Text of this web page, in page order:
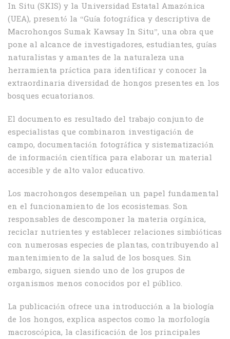
In Situ (SKIS) y la Universidad Estatal Amazónica
(UEA), presentó la “Guía fotográfica y descriptiva de
Macrohongos Sumak Kawsay In Situ”, una obra que
pone al alcance de investigadores, estudiantes, guías
naturalistas y amantes de la naturaleza una
herramienta práctica para identificar y conocer la
extraordinaria diversidad de hongos presentes en los
bosques ecuatorianos.
El documento es resultado del trabajo conjunto de
especialistas que combinaron investigación de
campo, documentación fotográfica y sistematización
de información científica para elaborar un material
accesible y de alto valor educativo.
Los macrohongos desempeñan un papel fundamental
en el funcionamiento de los ecosistemas. Son
responsables de descomponer la materia orgánica,
reciclar nutrientes y establecer relaciones simbióticas
con numerosas especies de plantas, contribuyendo al
mantenimiento de la salud de los bosques. Sin
embargo, siguen siendo uno de los grupos de
organismos menos conocidos por el público.
La publicación ofrece una introducción a la biología
de los hongos, explica aspectos como la morfología
macroscópica, la clasificación de los principales